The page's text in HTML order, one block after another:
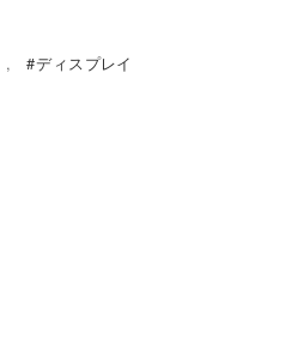
ディスプレイ